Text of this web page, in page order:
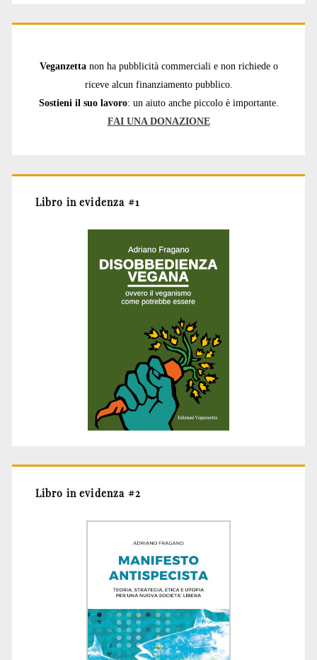
Veganzetta non ha pubblicità commerciali e non richiede o
riceve alcun finanziamento pubblico.
Sostieni il suo lavoro: un aiuto anche piccolo è importante.
FAI UNA DONAZIONE
Libro in evidenza #1
Libro in evidenza #2